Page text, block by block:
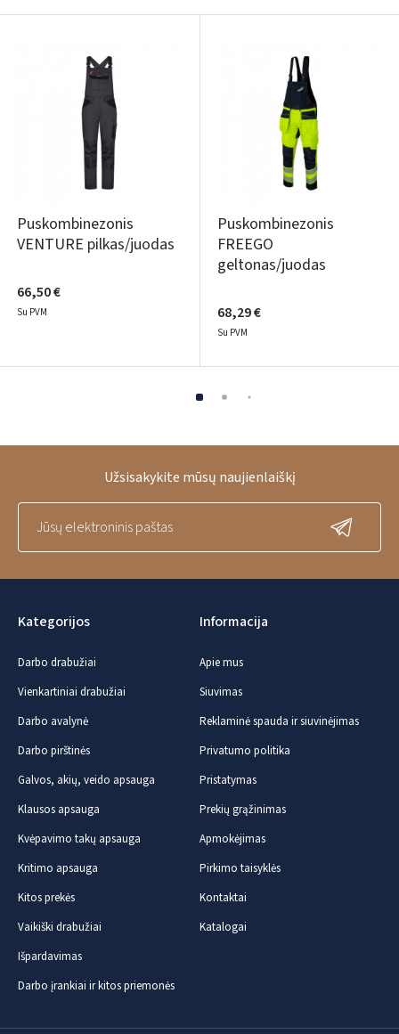
Puskombinezonis
VENTURE pilkas/juodas
66,50 €
Su PVM
Puskombinezonis
FREEGO
geltonas/juodas
68,29 €
Su PVM
Kategorijos
Darbo drabužiai
Vienkartiniai drabužiai
Darbo avalynė
Darbo pirštinės
Galvos, akių, veido apsauga
Klausos apsauga
Kvėpavimo takų apsauga
Kritimo apsauga
Kitos prekės
Vaikiški drabužiai
Išpardavimas
Darbo įrankiai ir kitos priemonės
Informacija
Apie mus
Siuvimas
Reklaminė spauda ir siuvinėjimas
Privatumo politika
Pristatymas
Prekių grąžinimas
Apmokėjimas
Pirkimo taisyklės
Kontaktai
Katalogai
Užsisakykite mūsų naujienlaiškį